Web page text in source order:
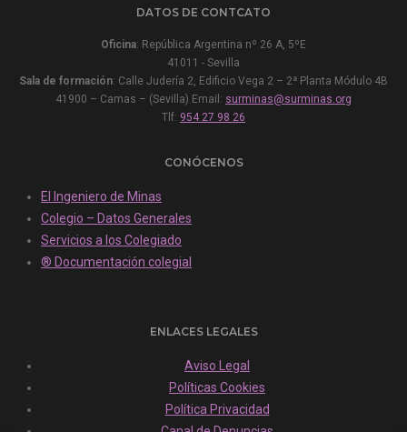
DATOS DE CONTCATO
Oficina: República Argentina nº 26 A, 5ºE
41011 - Sevilla
Sala de formación: Calle Judería 2, Edificio Vega 2 – 2ª Planta Módulo 4B
41900 – Camas – (Sevilla) Email: surminas@surminas.org
Tlf: 954 27 98 26
CONÓCENOS
El Ingeniero de Minas
Colegio – Datos Generales
Servicios a los Colegiado
® Documentación colegial
ENLACES LEGALES
Aviso Legal
Políticas Cookies
Política Privacidad